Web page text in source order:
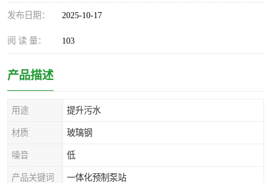
发布日期： 2025-10-17
阅 读 量： 103
产品描述
用途 提升污水
材质 玻璃钢
噪音 低
产品关键词 一体化预制泵站